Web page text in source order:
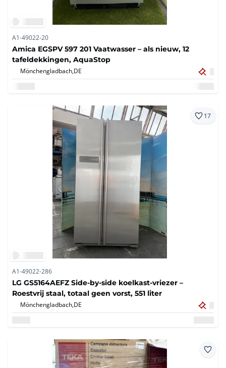
A1-49022-20
Amica EGSPV 597 201 Vaatwasser – als nieuw, 12
tafeldekkingen, AquaStop
Mönchengladbach,DE
17
A1-49022-286
LG GS5164AEFZ Side-by-side koelkast-vriezer –
Roestvrij staal, totaal geen vorst, 551 liter
Mönchengladbach,DE